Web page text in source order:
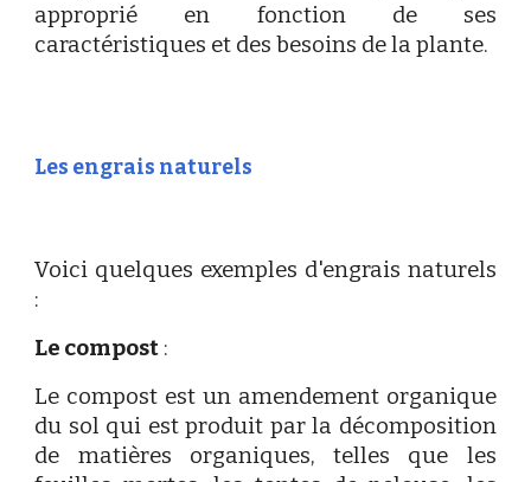
approprié en fonction de ses
caractéristiques et des besoins de la plante.
Les engrais naturels
Voici quelques exemples d'engrais naturels
:
Le compost :
Le compost est un amendement organique
du sol qui est produit par la décomposition
de matières organiques, telles que les